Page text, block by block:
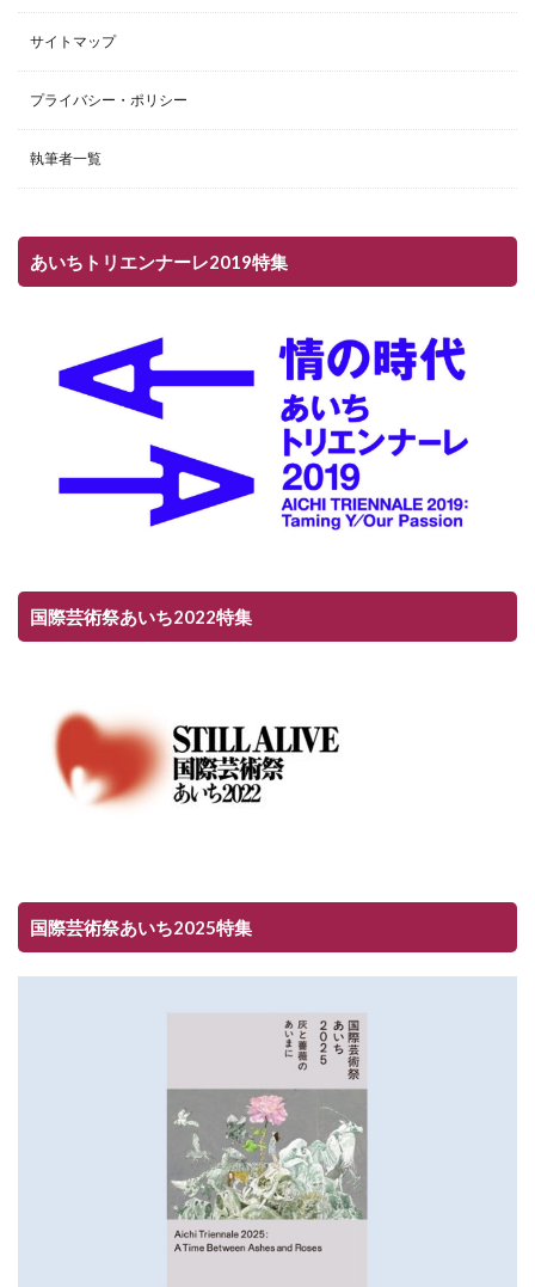
サイトマップ
プライバシー・ポリシー
執筆者一覧
あいちトリエンナーレ2019特集
国際芸術祭あいち2022特集
国際芸術祭あいち2025特集